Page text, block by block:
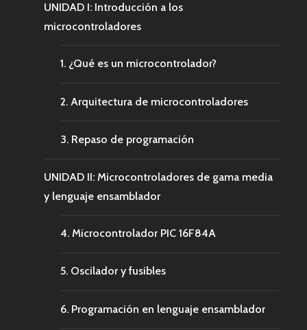
UNIDAD I: Introducción a los
microcontroladores
1. ¿Qué es un microcontrolador?
2. Arquitectura de microcontroladores
3. Repaso de programación
UNIDAD II: Microcontroladores de gama media
y lenguaje ensamblador
4. Microcontrolador PIC 16F84A
5. Oscilador y fusibles
6. Programación en lenguaje ensamblador